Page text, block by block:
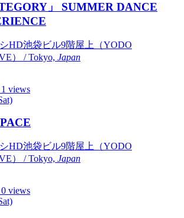
」 SUMMER DANCE
HD池袋ビル9階屋上（YODO
） / Tokyo, Japan
1 views
HD池袋ビル9階屋上（YODO
） / Tokyo, Japan
0 views